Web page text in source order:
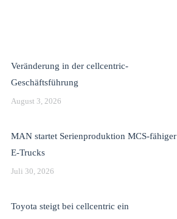
Veränderung in der cellcentric-
Geschäftsführung
August 3, 2026
MAN startet Serienproduktion MCS-fähiger
E-Trucks
Juli 30, 2026
Toyota steigt bei cellcentric ein